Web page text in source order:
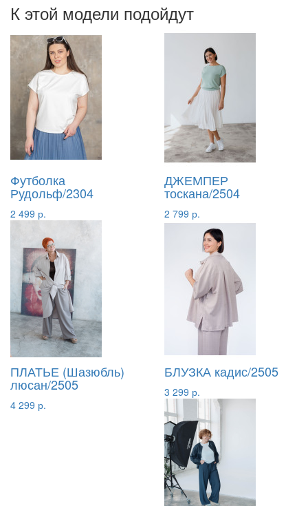
К этой модели подойдут
Футболка
Рудольф/2304
2 499 р.
ДЖЕМПЕР
тоскана/2504
2 799 р.
ПЛАТЬЕ (Шазюбль)
люсан/2505
4 299 р.
БЛУЗКА кадис/2505
3 299 р.